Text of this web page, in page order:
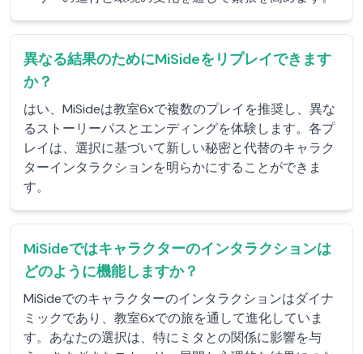
異なる結果のためにMiSideをリプレイできます
か？
はい、MiSideは教室6xで複数のプレイを推奨し、異な
るストーリーパスとエンディングを体験します。各プ
レイは、選択に基づいて新しい秘密と代替のキャラク
ターインタラクションを明らかにすることができま
す。
MiSideではキャラクターのインタラクションは
どのように機能しますか？
MiSideでのキャラクターのインタラクションはダイナ
ミックであり、教室6xでの旅を通して進化していま
す。あなたの選択は、特にミタとの関係に影響を与